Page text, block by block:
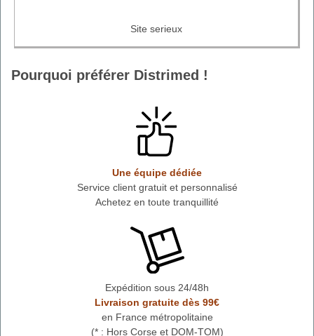
Site serieux
Pourquoi préférer Distrimed !
Une équipe dédiée
Service client gratuit et personnalisé
Achetez en toute tranquillité
Expédition sous 24/48h
Livraison gratuite dès 99€
en France métropolitaine
(* : Hors Corse et DOM-TOM)